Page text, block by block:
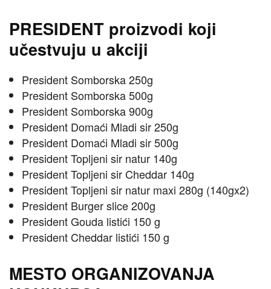
PRESIDENT proizvodi koji
učestvuju u akciji
President Somborska 250g
President Somborska 500g
President Somborska 900g
President Domaći Mladi sir 250g
President Domaći Mladi sir 500g
President Topljeni sir natur 140g
President Topljeni sir Cheddar 140g
President Topljeni sir natur maxi 280g (140gx2)
President Burger slice 200g
President Gouda listići 150 g
President Cheddar listići 150 g
MESTO ORGANIZOVANJA